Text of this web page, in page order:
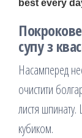
супу з
Насамперед
очистити
листя
кубиком.